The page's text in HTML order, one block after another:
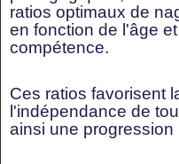
ratios optimaux de
en fonction de l'âge
compétence.
Ces ratios favorisent
l'indépendance de
ainsi une progression